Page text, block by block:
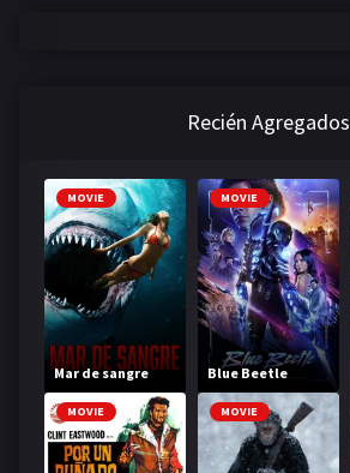
Recién Agregados
MOVIE
Mar de sangre
MOVIE
Blue Beetle
MOVIE MOVIE